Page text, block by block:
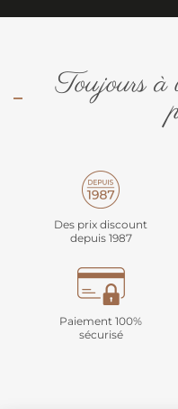
Toujours à
Des prix discount
depuis 1987
Paiement 100%
sécurisé